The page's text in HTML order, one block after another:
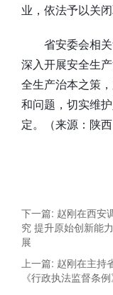
业，依法予以关闭
省安委会相
深入开展安全生
全生产治本之策
和问题，切实维
定。（来源：陕
下一篇: 赵刚在西安
究 提升原始创新能
展
上一篇: 赵刚在主
《行政执法监督条